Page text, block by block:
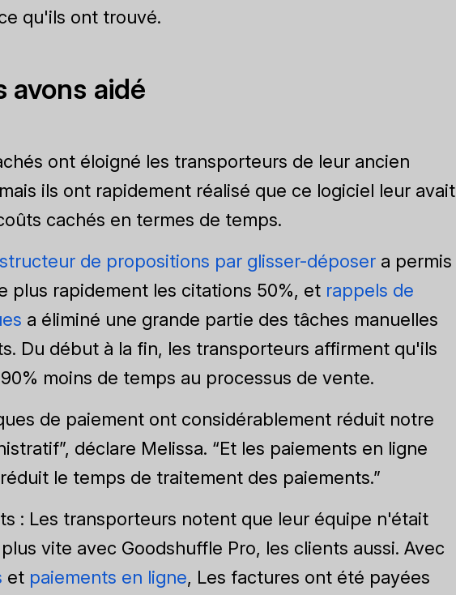
qu'ils ont trouvé.
avons aidé
ont éloigné les transporteurs de leur ancien
ils ont rapidement réalisé que ce logiciel leur avait
cachés en termes de temps.
de propositions par glisser-déposera permis
plus rapidement les citations 50%, et rappels de
a éliminé une grande partie des tâches manuelles
Du début à la fin, les transporteurs affirment qu'ils
moins de temps au processus de vente.
de paiement ont considérablement réduit notre
déclare Melissa. “Et les paiements en ligne
le temps de traitement des paiements.”
: Les transporteurs notent que leur équipe n'était
vite avec Goodshuffle Pro, les clients aussi. Avec
et paiements en ligne, Les factures ont été payées